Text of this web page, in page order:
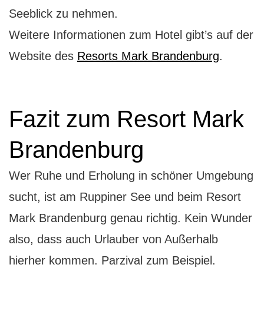
Seeblick zu nehmen.
Weitere Informationen zum Hotel gibt’s auf der
Website des Resorts Mark Brandenburg.
Fazit zum Resort Mark
Brandenburg
Wer Ruhe und Erholung in schöner Umgebung
sucht, ist am Ruppiner See und beim Resort
Mark Brandenburg genau richtig. Kein Wunder
also, dass auch Urlauber von Außerhalb
hierher kommen. Parzival zum Beispiel.